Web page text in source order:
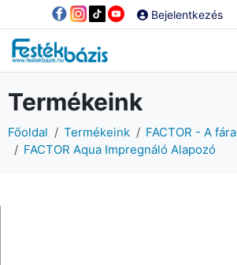
Bejelentkezés
Termékeink
Főoldal Termékeink
FACTOR - A fára
FACTOR Aqua Impregnáló Alapozó